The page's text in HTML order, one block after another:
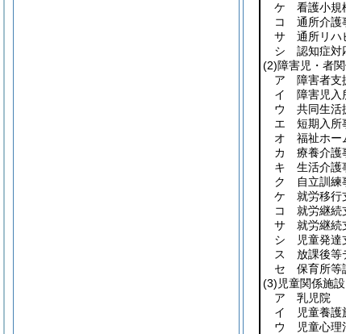
ケ 看護小規
コ 通所介護
サ 通所リハ
シ 認知症対
(2)障害児・者
ア 障害者支
イ 障害児入
ウ 共同生活
エ 短期入所
オ 福祉ホー
カ 療養介護
キ 生活介護
ク 自立訓練
ケ 就労移行
コ 就労継続
サ 就労継続
シ 児童発達
ス 放課後等
セ 保育所等
(3)児童関係施設
ア 乳児院
イ 児童養護
ウ 児童心理